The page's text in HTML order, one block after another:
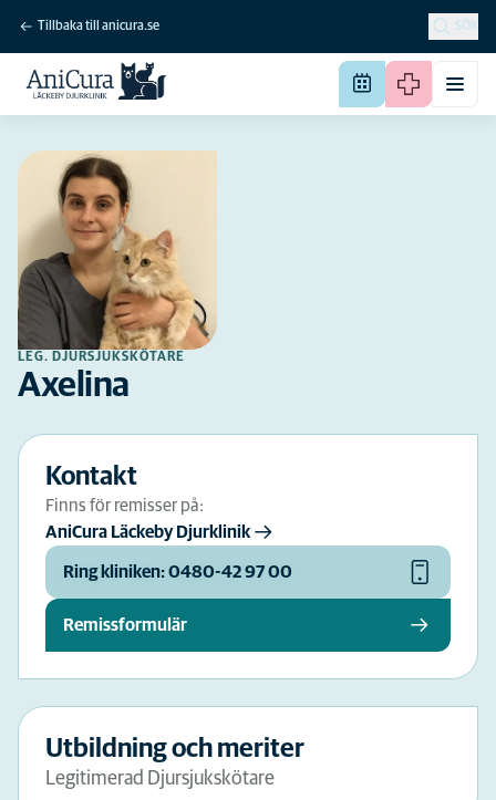
Tillbaka till anicura.se SÖK
LEG. DJURSJUKSKÖTARE
Axelina
Kontakt
Finns för remisser på:
AniCura Läckeby Djurklinik
Ring kliniken: 0480-42 97 00
Remissformulär
Utbildning och meriter
Legitimerad Djursjukskötare